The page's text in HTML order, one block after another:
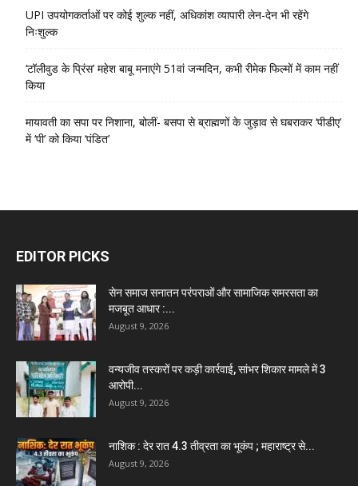
UPI उपयोगकर्ताओं पर कोई शुल्क नहीं, अधिकांश व्यापारी लेन-देन भी रहेंगे
निःशुल्क
‘टॉलीवुड के प्रिंस’ महेश बाबू मनाएंगे 51वां जन्मदिन, कभी रीमेक फिल्मों में काम नहीं
किया
मायावती का सपा पर निशाना, बोलीं- बसपा से ब्राह्मणों के जुड़ाव से घबराकर ‘पीडीए’
में ‘पी’ को किया ‘पंडित’
EDITOR PICKS
सेन समाज सनातन परंपराओं और सामाजिक समरसता का
मजबूत आधार :...
August 9, 2026
वन्यजीव तस्करों पर कड़ी कार्रवाई, सांभर शिकार मामले में 3
आरोपी...
August 9, 2026
नाशिक : देर रात 4.3 तीव्रता का भूकंप ; महाराष्ट्र से...
August 9, 2026